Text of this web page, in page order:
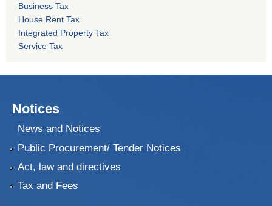
Business Tax
House Rent Tax
Integrated Property Tax
Service Tax
Notices
News and Notices
Public Procurement/ Tender Notices
Act, law and directives
Tax and Fees